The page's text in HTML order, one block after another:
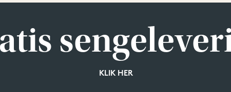
KLIK HER